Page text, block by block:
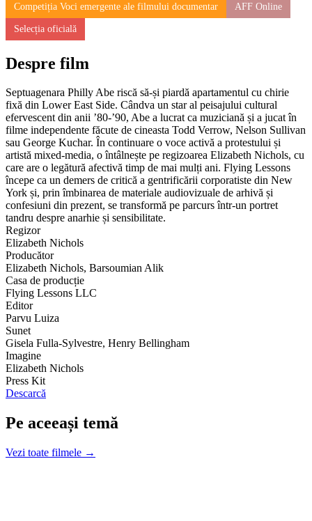
Competiția Voci emergente ale filmului documentar AFF Online
Selecția oficială
Despre film
Septuagenara Philly Abe riscă să-și piardă apartamentul cu chirie
fixă din Lower East Side. Cândva un star al peisajului cultural
efervescent din anii ’80-’90, Abe a lucrat ca muziciană și a jucat în
filme independente făcute de cineasta Todd Verrow, Nelson Sullivan
sau George Kuchar. În continuare o voce activă a protestului și
artistă mixed-media, o întâlnește pe regizoarea Elizabeth Nichols, cu
care are o legătură afectivă timp de mai mulți ani. Flying Lessons
începe ca un demers de critică a gentrificării corporatiste din New
York și, prin îmbinarea de materiale audiovizuale de arhivă și
confesiuni din prezent, se transformă pe parcurs într-un portret
tandru despre anarhie și sensibilitate.
Regizor
Elizabeth Nichols
Producător
Elizabeth Nichols, Barsoumian Alik
Casa de producție
Flying Lessons LLC
Editor
Parvu Luiza
Sunet
Gisela Fulla-Sylvestre, Henry Bellingham
Imagine
Elizabeth Nichols
Press Kit
Descarcă
Pe aceeași temă
Vezi toate filmele →